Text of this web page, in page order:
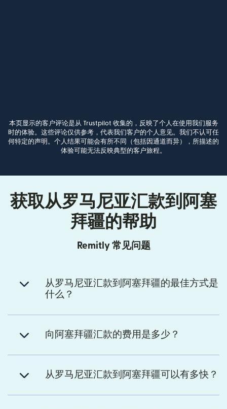
本页显示的客户评论是从 Trustpilot 收集的，反映了个人在使用我们服务
时的体验。这些评论仅供参考，代表我们客户的个人意见。我们不认可任
何特定的声明。个人结果可能会有所不同（包括因通道而异），所描述的
体验可能无法反映典型的客户旅程。
获取从罗马尼亚汇款到阿塞
拜疆的帮助
Remitly 常见问题
从罗马尼亚汇款到阿塞拜疆的最佳方式是
什么？
向阿塞拜疆汇款的费用是多少？
从罗马尼亚汇款到阿塞拜疆可以有多快？